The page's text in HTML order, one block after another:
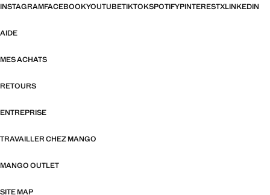
INSTAGRAMFACEBOOKYOUTUBETIKTOKSPOTIFYPINTERESTXLINKEDIN
AIDE
MES ACHATS
RETOURS
ENTREPRISE
TRAVAILLER CHEZ MANGO
MANGO OUTLET
SITE MAP